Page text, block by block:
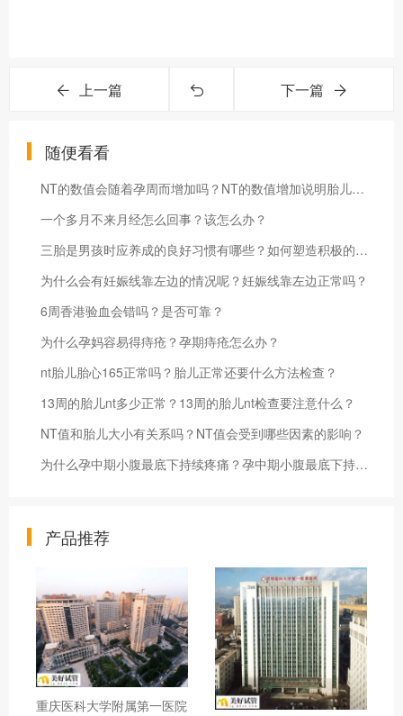
上一篇 下一篇
随便看看
NT的数值会随着孕周而增加吗？NT的数值增加说明胎儿异常吗？
一个多月不来月经怎么回事？该怎么办？
三胎是男孩时应养成的良好习惯有哪些？如何塑造积极的社交习惯？
为什么会有妊娠线靠左边的情况呢？妊娠线靠左边正常吗？
6周香港验血会错吗？是否可靠？
为什么孕妈容易得痔疮？孕期痔疮怎么办？
nt胎儿胎心165正常吗？胎儿正常还要什么方法检查？
13周的胎儿nt多少正常？13周的胎儿nt检查要注意什么？
NT值和胎儿大小有关系吗？NT值会受到哪些因素的影响？
为什么孕中期小腹最底下持续疼痛？孕中期小腹最底下持续疼痛怎么办？
产品推荐
重庆医科大学附属第一医院